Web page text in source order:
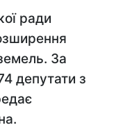
ради
За
депутати з